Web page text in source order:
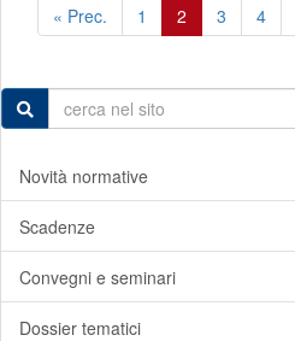
« Prec. 1 2 3 4
Novità normative
Scadenze
Convegni e seminari
Dossier tematici